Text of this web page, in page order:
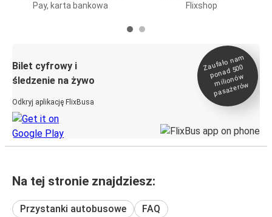
Pay, karta bankowa
Flixshop
Bilet cyfrowy i
śledzenie na żywo
Odkryj aplikację FlixBusa
Zaufało na
m
ponad 500
milionó
w
pasażeró
w
Na tej stronie znajdziesz:
Przystanki autobusowe
FAQ